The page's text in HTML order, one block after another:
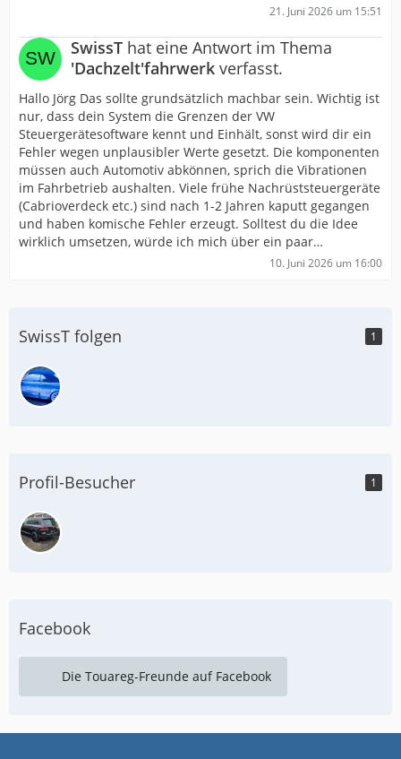
21. Juni 2026 um 15:51
SwissT hat eine Antwort im Thema
'Dachzelt'fahrwerk verfasst.
Hallo Jörg Das sollte grundsätzlich machbar sein. Wichtig ist
nur, dass dein System die Grenzen der VW
Steuergerätesoftware kennt und Einhält, sonst wird dir ein
Fehler wegen unplausibler Werte gesetzt. Die komponenten
müssen auch Automotiv abkönnen, sprich die Vibrationen
im Fahrbetrieb aushalten. Viele frühe Nachrüststeuergeräte
(Cabrioverdeck etc.) sind nach 1-2 Jahren kaputt gegangen
und haben komische Fehler erzeugt. Solltest du die Idee
wirklich umsetzen, würde ich mich über ein paar…
10. Juni 2026 um 16:00
SwissT folgen 1
Profil-Besucher 1
Facebook
Die Touareg-Freunde auf Facebook